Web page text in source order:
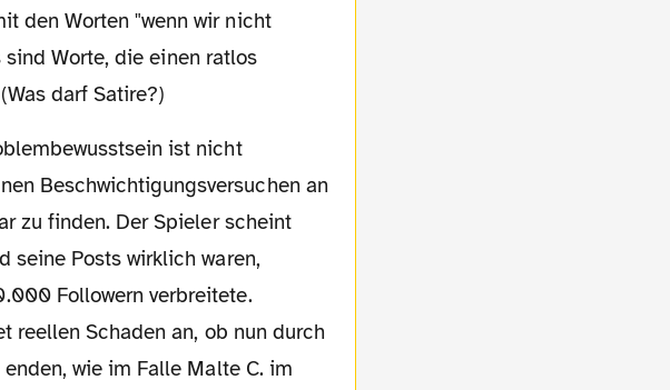
den Worten "wenn wir nicht
Worte, die einen ratlos
darf Satire?)
Beschwichtigungsversuchen an
zu finden. Der Spieler scheint
seine Posts wirklich waren,
Followern verbreitete.
reellen Schaden an, ob nun durch
wie im Falle Malte C. im